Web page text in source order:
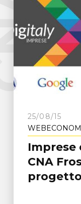
25/08/15
Imprese
CNA